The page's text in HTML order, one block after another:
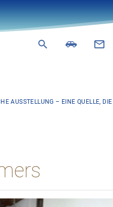
AUSSTELLUNG – EINE QUELLE,